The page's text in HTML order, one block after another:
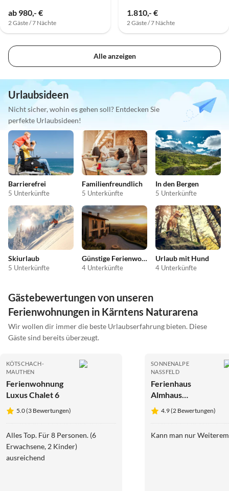
ab 980,- €
2 Gäste / 7 Nächte
1.810,- €
2 Gäste / 7 Nächte
Alle anzeigen
Urlaubsideen
Nicht sicher, wohin es gehen soll? Entdecken Sie
perfekte Urlaubsideen!
Barrierefrei
5 Unterkünfte
Familienfreundlich
5 Unterkünfte
In den Bergen
5 Unterkünfte
Skiurlaub
5 Unterkünfte
Günstige Ferienwohnungen
4 Unterkünfte
Urlaub mit Hund
4 Unterkünfte
Gästebewertungen von unseren
Ferienwohnungen in Kärntens Naturarena
Wir wollen dir immer die beste Urlaubserfahrung bieten. Diese
Gäste sind bereits überzeugt.
KÖTSCHACH-
MAUTHEN
Ferienwohnung
Luxus Chalet 6
5.0 (3 Bewertungen)
Alles Top. Für 8 Personen. (6
Erwachsene, 2 Kinder)
ausreichend
SONNENALPE
NASSFELD
Ferienhaus
Almhaus
Hochenwarter
4.9 (2 Bewertungen)
Kann man nur